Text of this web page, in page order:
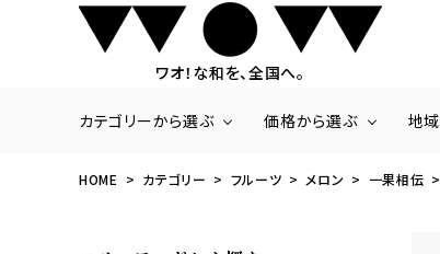
ワオ！な和を、全国へ。
カテゴリーから選ぶ
商品一覧
価格から選ぶ
～3,000円
地
北海道・東北
HOME カテゴリー フルーツ メロン 一果相伝